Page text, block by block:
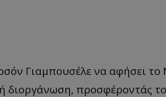
Γιαμπουσέλε να αφήσει το
διοργάνωση, προσφέροντάς